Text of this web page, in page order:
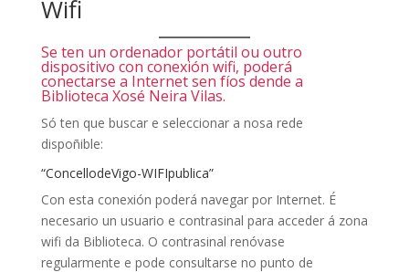
Wifi
Se ten un ordenador portátil ou outro
dispositivo con conexión wifi, poderá
conectarse a Internet sen fíos dende a
Biblioteca Xosé Neira Vilas.
Só ten que buscar e seleccionar a nosa rede
dispoñible:
“ConcellodeVigo-WIFIpublica”
Con esta conexión poderá navegar por Internet. É
necesario un usuario e contrasinal para acceder á zona
wifi da Biblioteca. O contrasinal renóvase
regularmente e pode consultarse no punto de